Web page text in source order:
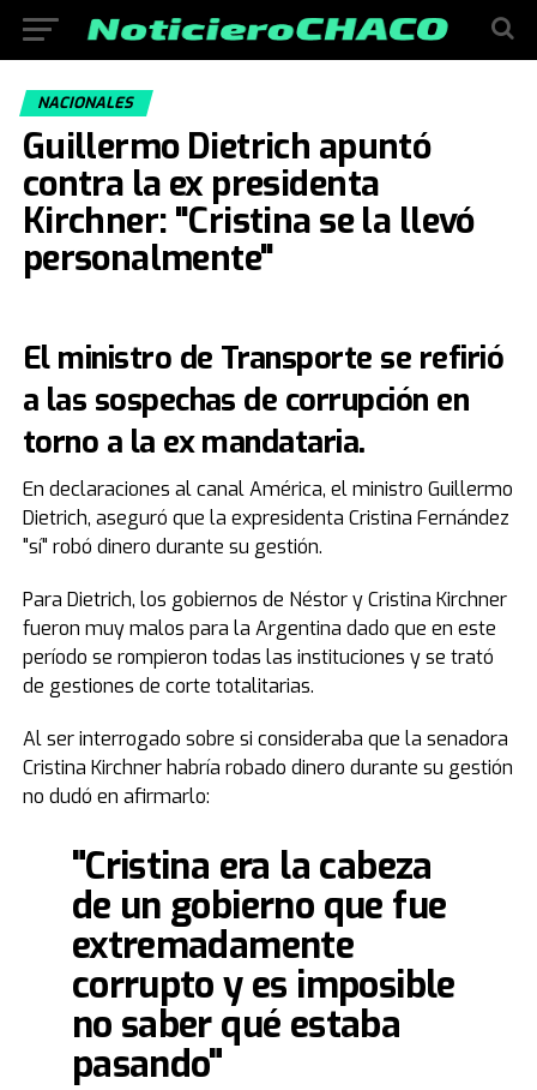
NACIONALES
Guillermo Dietrich apuntó
contra la ex presidenta
Kirchner: "Cristina se la llevó
personalmente"
El ministro de Transporte se refirió
a las sospechas de corrupción en
torno a la ex mandataria.
En declaraciones al canal América, el ministro Guillermo
Dietrich, aseguró que la expresidenta Cristina Fernández
"sí" robó dinero durante su gestión.
Para Dietrich, los gobiernos de Néstor y Cristina Kirchner
fueron muy malos para la Argentina dado que en este
período se rompieron todas las instituciones y se trató
de gestiones de corte totalitarias.
Al ser interrogado sobre si consideraba que la senadora
Cristina Kirchner habría robado dinero durante su gestión
no dudó en afirmarlo:
"Cristina era la cabeza
de un gobierno que fue
extremadamente
corrupto y es imposible
no saber qué estaba
pasando"